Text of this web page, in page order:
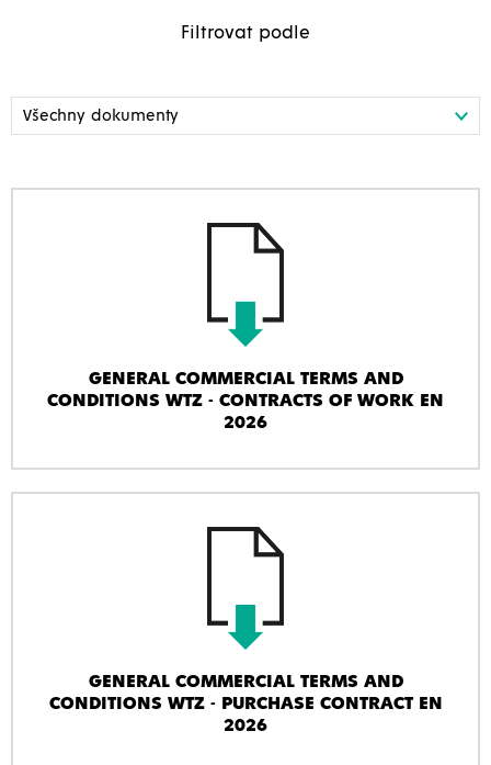
Filtrovat podle
GENERAL COMMERCIAL TERMS AND
CONDITIONS WTZ - CONTRACTS OF WORK EN
2026
GENERAL COMMERCIAL TERMS AND
CONDITIONS WTZ - PURCHASE CONTRACT EN
2026